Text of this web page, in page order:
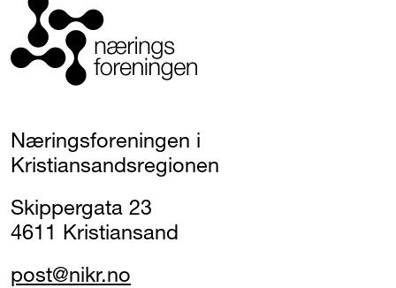
Næringsforeningen i
Kristiansandsregionen
Skippergata 23
4611 Kristiansand
post@nikr.no